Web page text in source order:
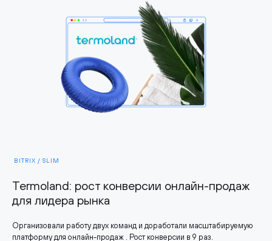
BITRIX / SLIM
Termoland: рост конверсии онлайн-продаж
для лидера рынка
Организовали работу двух команд и доработали масштабируемую
платформу для онлайн-продаж . Рост конверсии в 9 раз.